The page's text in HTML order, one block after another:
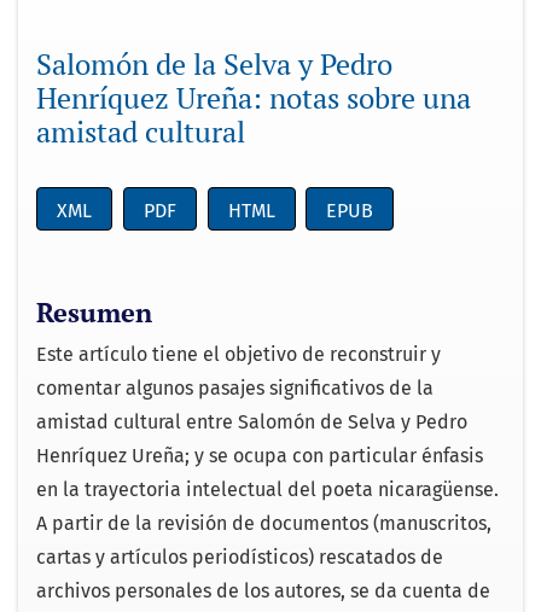
Salomón de la Selva y Pedro
Henríquez Ureña: notas sobre una
amistad cultural
XML PDF HTML EPUB
Resumen
Este artículo tiene el objetivo de reconstruir y
comentar algunos pasajes significativos de la
amistad cultural entre Salomón de Selva y Pedro
Henríquez Ureña; y se ocupa con particular énfasis
en la trayectoria intelectual del poeta nicaragüense.
A partir de la revisión de documentos (manuscritos,
cartas y artículos periodísticos) rescatados de
archivos personales de los autores, se da cuenta de